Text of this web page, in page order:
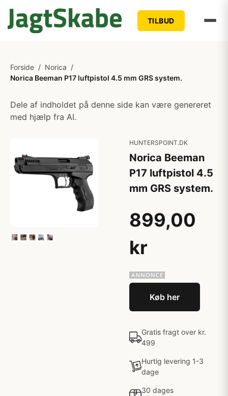
TILBUD
Forside / Norica /
Norica Beeman P17 luftpistol 4.5 mm GRS system.
Dele af indholdet på denne side kan være genereret
med hjælp fra AI.
HUNTERSPOINT.DK
Norica Beeman
P17 luftpistol 4.5
mm GRS system.
899,00
kr
Køb her
Gratis fragt over kr.
499
Hurtig levering 1-3
dage
30 dages